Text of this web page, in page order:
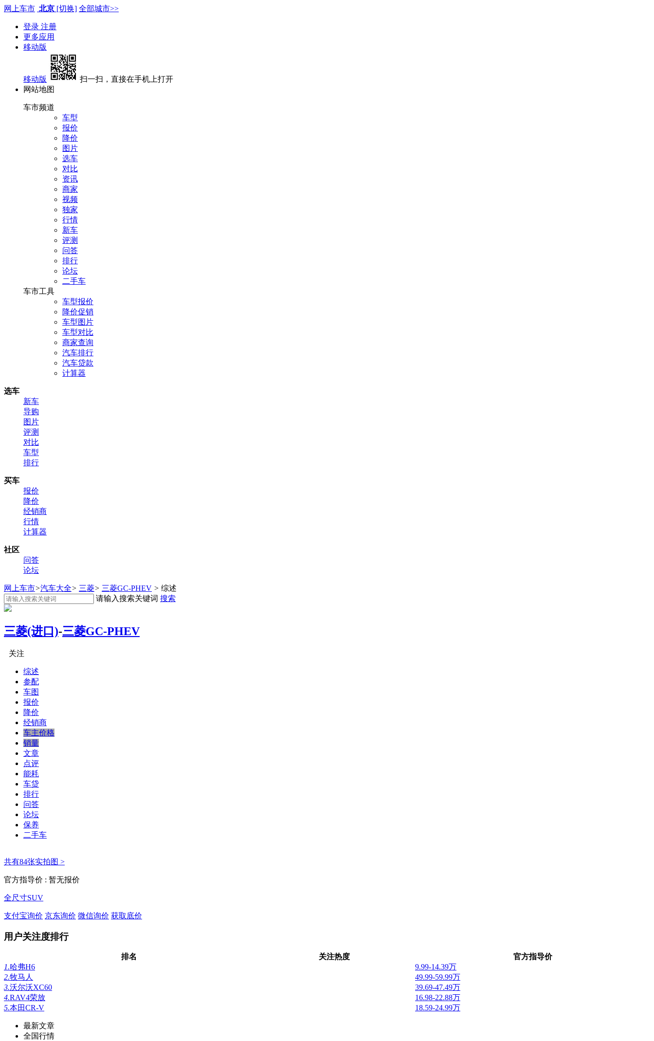
网上车市 北京 [切换] 全部城市>>
登录 注册
更多应用
移动版
移动版
扫一扫，直接在手机上打开
网站地图
车市频道
车型
报价
降价
图片
选车
对比
资讯
商家
视频
独家
行情
新车
评测
问答
排行
论坛
二手车
车市工具
车型报价
降价促销
车型图片
车型对比
商家查询
汽车排行
汽车贷款
计算器
选车
新车
导购
图片
评测
对比
车型
排行
买车
报价
降价
经销商
行情
计算器
社区
问答
论坛
网上车市>汽车大全> 三菱> 三菱GC-PHEV > 综述
请输入搜索关键词 搜索
三菱(进口)-三菱GC-PHEV
关注
综述
参配
车图
报价
降价
经销商
车主价格
销量
文章
点评
能耗
车贷
排行
问答
论坛
保养
二手车
共有84张实拍图 >
官方指导价 : 暂无报价
全尺寸SUV
支付宝询价 京东询价 微信询价 获取底价
用户关注度排行
排名 关注热度
官方指导价
1.哈弗H6
9.99-14.39万
2.牧马人
49.99-59.99万
3.沃尔沃XC60
39.69-47.49万
4.RAV4荣放
16.98-22.88万
5.本田CR-V 18.59-24.99万
最新文章
全国行情